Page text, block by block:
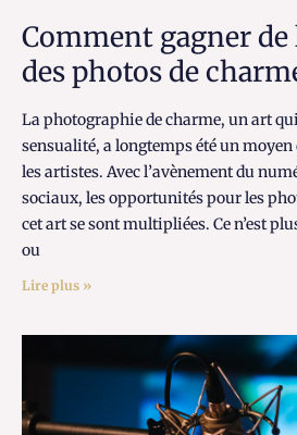
Comment gagner de
des photos de
La photographie de charme, un art
sensualité, a longtemps été un
les artistes. Avec l’avènement du
sociaux, les opportunités pour les
cet art se sont multipliées. Ce n’est
ou
Lire plus »